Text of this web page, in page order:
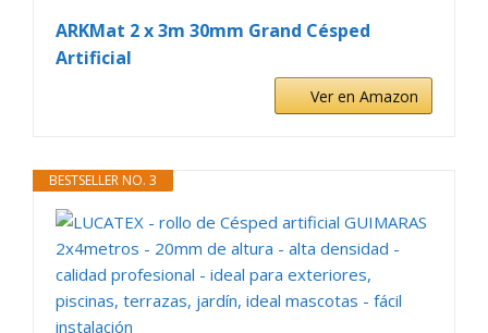
ARKMat 2 x 3m 30mm Grand Césped
Artificial
Ver en Amazon
BESTSELLER NO. 3